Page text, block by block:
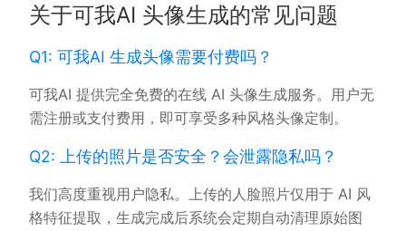
关于可我AI 头像生成的常见问题
Q1: 可我AI 生成头像需要付费吗？
可我AI 提供完全免费的在线 AI 头像生成服务。用户无
需注册或支付费用，即可享受多种风格头像定制。
Q2: 上传的照片是否安全？会泄露隐私吗？
我们高度重视用户隐私。上传的人脸照片仅用于 AI 风
格特征提取，生成完成后系统会定期自动清理原始图